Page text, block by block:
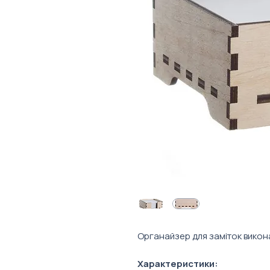
Органайзер для заміток
Характеристики: